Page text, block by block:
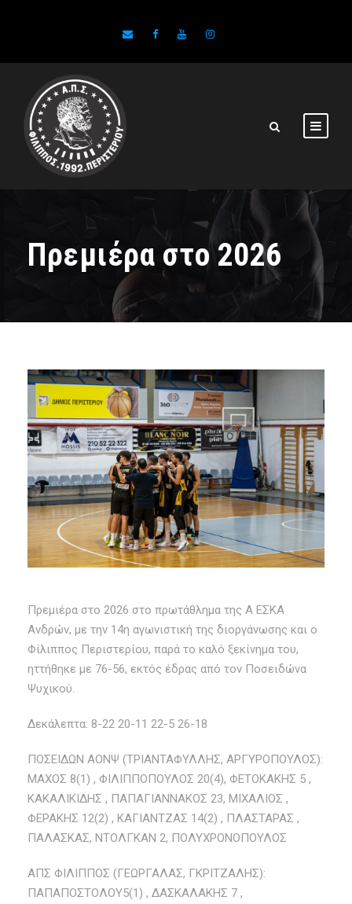
Πρεμιέρα στο 2026
Πρεμιέρα στο 2026 στο πρωτάθλημα της Α ΕΣΚΑ
Ανδρών, με την 14η αγωνιστική της διοργάνωσης και ο
Φίλιππος Περιστερίου, παρά το καλό ξεκίνημα του,
ηττήθηκε με 76-56, εκτός έδρας από τον Ποσειδώνα
Ψυχικού.
Δεκάλεπτα: 8-22 20-11 22-5 26-18
ΠΟΣΕΙΔΩΝ ΑΟΝΨ (ΤΡΙΑΝΤΑΦΥΛΛΗΣ, ΑΡΓΥΡΟΠΟΥΛΟΣ):
ΜΑΧΟΣ 8(1) , ΦΙΛΙΠΠΟΠΟΥΛΟΣ 20(4), ΦΕΤΟΚΑΚΗΣ 5 ,
ΚΑΚΑΛΙΚΙΔΗΣ , ΠΑΠΑΓΙΑΝΝΑΚΟΣ 23, ΜΙΧΑΛΙΟΣ ,
ΦΕΡΑΚΗΣ 12(2) , ΚΑΓΙΑΝΤΖΑΣ 14(2) , ΠΛΑΣΤΑΡΑΣ ,
ΠΑΛΑΣΚΑΣ, ΝΤΟΛΓΚΑΝ 2, ΠΟΛΥΧΡΟΝΟΠΟΥΛΟΣ
ΑΠΣ ΦΙΛΙΠΠΟΣ (ΓΕΩΡΓΑΛΑΣ, ΓΚΡΙΤΖΑΛΗΣ):
ΠΑΠΑΠΟΣΤΟΛΟΥ5(1) , ΔΑΣΚΑΛΑΚΗΣ 7 ,